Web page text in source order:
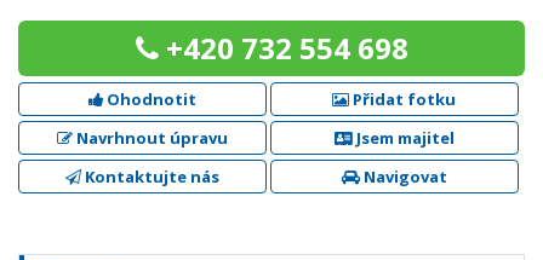
+420 732 554 698
Ohodnotit
Přidat fotku
Navrhnout úpravu
Jsem majitel
Kontaktujte nás
Navigovat